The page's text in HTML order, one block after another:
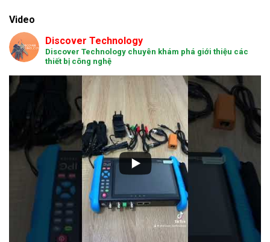
Video
Discover Technology
Discover Technology chuyên khám phá giới thiệu các
thiết bị công nghệ